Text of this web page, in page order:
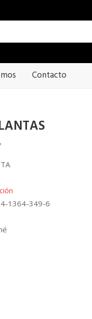
Contacto
1364-349-6